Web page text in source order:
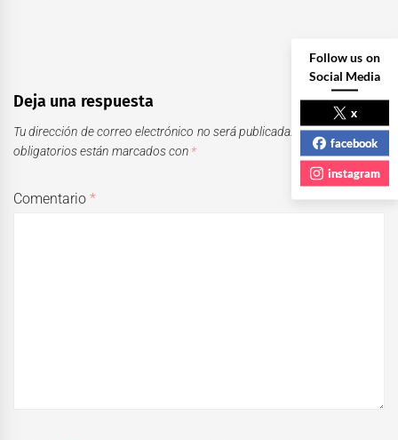
Deja una respuesta
Tu dirección de correo electrónico no será publicada.
Los campos
obligatorios están marcados con *
Comentario*
Follow us on
Social Media
x
facebook
instagram